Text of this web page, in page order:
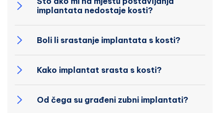
implantata nedostaje kosti?
Boli li srastanje implantata s kosti?
Kako implantat srasta s kosti?
Od čega su građeni zubni implantati?